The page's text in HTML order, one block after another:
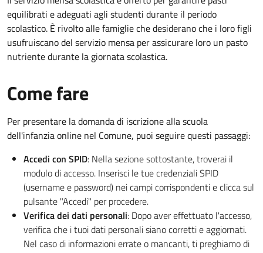
equilibrati e adeguati agli studenti durante il periodo
scolastico. È rivolto alle famiglie che desiderano che i loro figli
usufruiscano del servizio mensa per assicurare loro un pasto
nutriente durante la giornata scolastica.
Come fare
Per presentare la domanda di iscrizione alla scuola
dell'infanzia online nel Comune, puoi seguire questi passaggi:
Accedi con SPID: Nella sezione sottostante, troverai il
modulo di accesso. Inserisci le tue credenziali SPID
(username e password) nei campi corrispondenti e clicca sul
pulsante "Accedi" per procedere.
Verifica dei dati personali: Dopo aver effettuato l'accesso,
verifica che i tuoi dati personali siano corretti e aggiornati.
Nel caso di informazioni errate o mancanti, ti preghiamo di